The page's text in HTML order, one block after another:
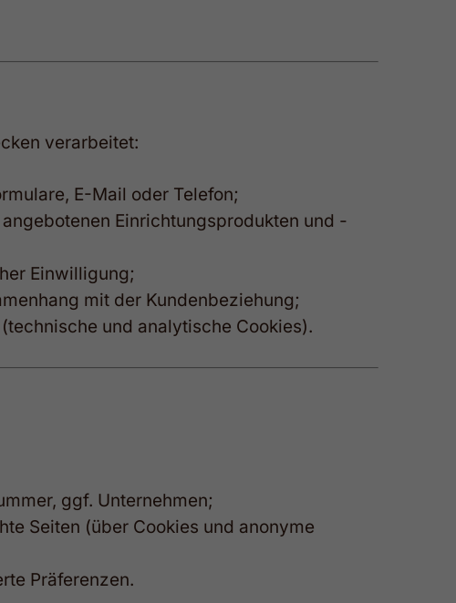
verarbeitet:
E-Mail oder Telefon;
Einrichtungsprodukten und -
Einwilligung;
mit der Kundenbeziehung;
und analytische Cookies).
ggf. Unternehmen;
Seiten (über Cookies und anonyme
Präferenzen.